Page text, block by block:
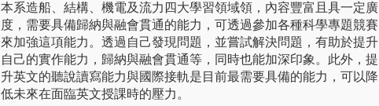
本系造船、結構、機電及流力四大學習領域領，內容豐富且具一定廣
度，需要具備歸納與融會貫通的能力，可透過參加各種科學專題競賽
來加強這項能力。透過自己發現問題，並嘗試解決問題，有助於提升
自己的實作能力，歸納與融會貫通等，同時也能加深印象。此外，提
升英文的聽說讀寫能力與國際接軌是目前最需要具備的能力，可以降
低未來在面臨英文授課時的壓力。